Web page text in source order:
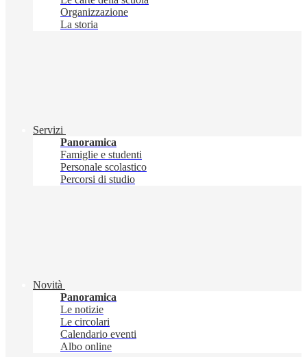
Organizzazione
La storia
Servizi
Panoramica
Famiglie e studenti
Personale scolastico
Percorsi di studio
Novità
Panoramica
Le notizie
Le circolari
Calendario eventi
Albo online